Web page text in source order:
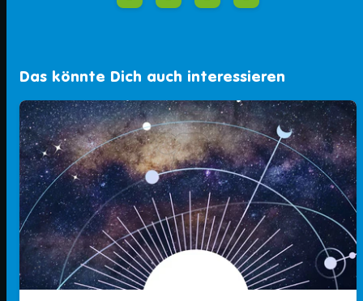
Das könnte Dich auch interessieren